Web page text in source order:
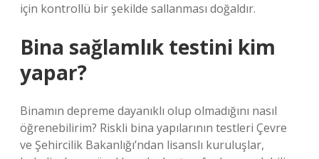
için kontrollü bir şekilde sallanması doğaldır.
Bina sağlamlık testini kim
yapar?
Binamın depreme dayanıklı olup olmadığını nasıl
öğrenebilirim? Riskli bina yapılarının testleri Çevre
ve Şehircilik Bakanlığı’ndan lisanslı kuruluşlar,